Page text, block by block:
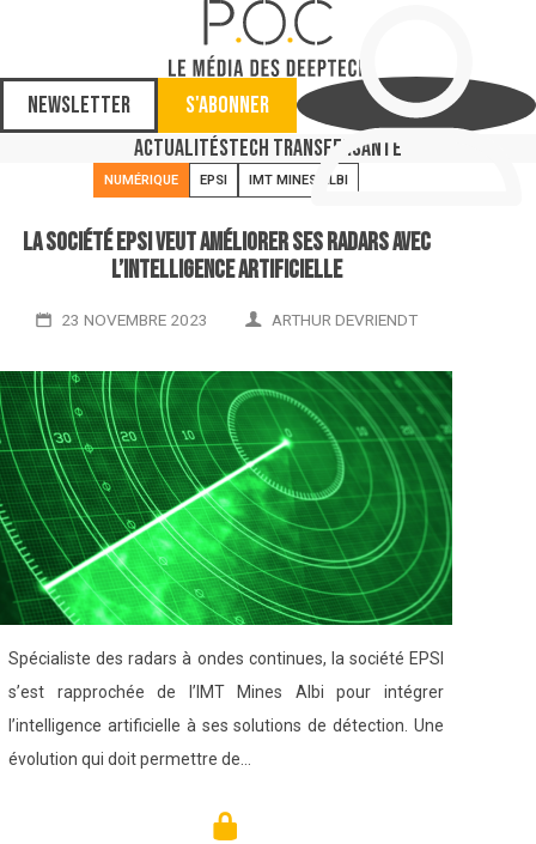
Newsletter
S'abonner
ActualitésTech TransferSanté
NUMÉRIQUE EPSI IMT MINES ALBI
La société EPSI veut améliorer ses radars avec
l’intelligence artificielle
23 NOVEMBRE 2023 ARTHUR DEVRIENDT
Spécialiste des radars à ondes continues, la société EPSI
s’est rapprochée de l’IMT Mines Albi pour intégrer
l’intelligence artificielle à ses solutions de détection. Une
évolution qui doit permettre de…